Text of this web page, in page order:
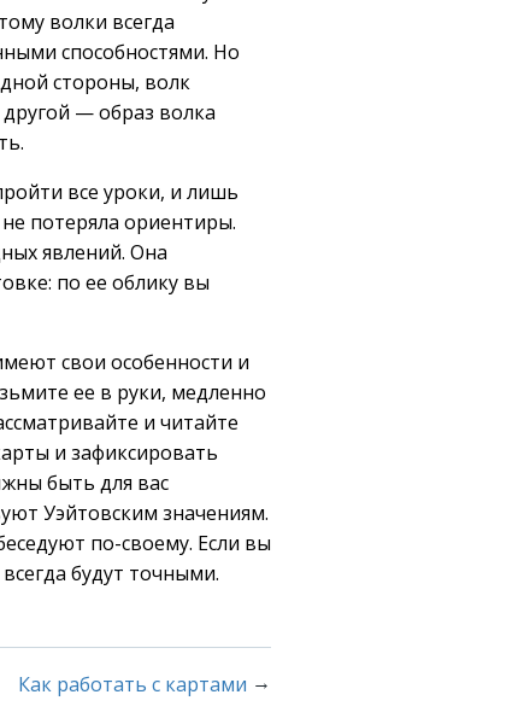
волки всегда
способностями. Но
стороны, волк
— образ волка
все уроки, и лишь
потеряла ориентиры.
явлений. Она
по ее облику вы
свои особенности и
ее в руки, медленно
и читайте
и зафиксировать
быть для вас
Уэйтовским значениям.
по-своему. Если вы
будут точными.
Как работать с картами →